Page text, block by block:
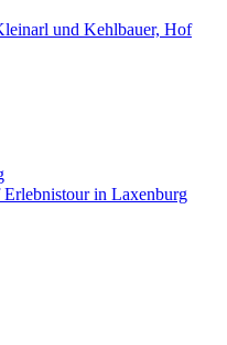
und Kehlbauer, Hof
in Laxenburg